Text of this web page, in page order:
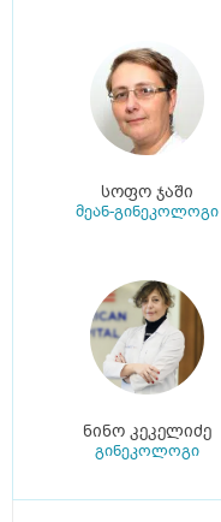
სოფო ჯაში
მეან-გინეკოლოგი
ნინო კეკელიძე
გინეკოლოგი